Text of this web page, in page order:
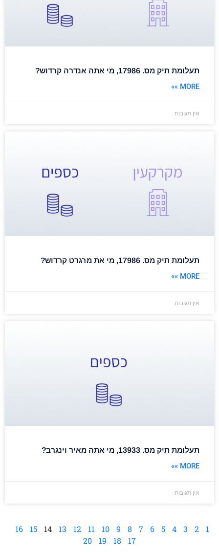
תעלומת תיק מס. 17986, מי אתה אנדרה קרדוש?
MORE »»
אין תגובות
תעלומת תיק מס. 17986, מי את מרגרט קרדוש?
MORE »»
אין תגובות
תעלומת תיק מס. 13933, מי אתה מאיר וינגרב?
MORE »»
אין תגובות
1
2
3
4
5
6
7
8
9
10
11
12
13
14
15
16
17
18
19
20